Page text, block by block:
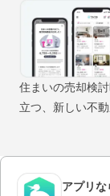
住まいの売却検
立つ、新しい不
アプリ